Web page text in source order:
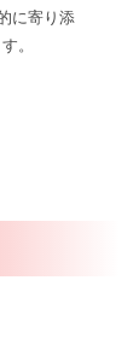
に寄り添
。